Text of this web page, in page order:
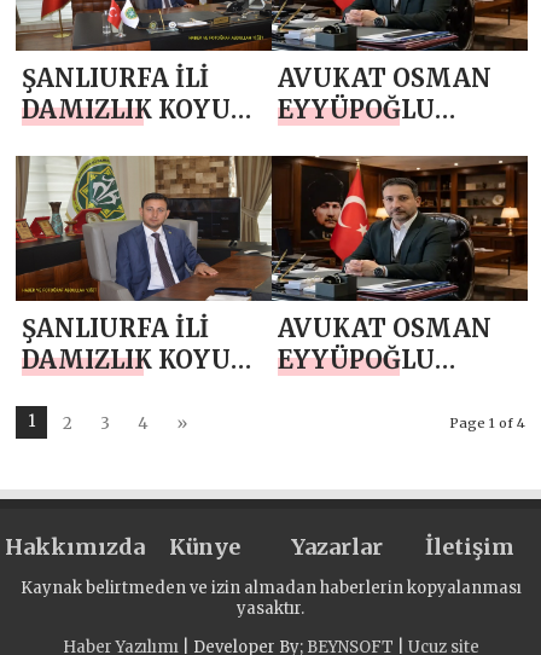
ŞANLIURFA İLİ
DAMIZLIK KOYUN
YETİŞTİRİCİLERİ
BİRLİĞİ BAŞKANI
HASAN
EYYÜPOĞLU`NDAN
23 NİSAN MESAJI
AVUKAT OSMAN
EYYÜPOĞLU
POLİS HAFTASI
MESAJI
ŞANLIURFA İLİ
DAMIZLIK KOYUN
YETİŞTİRİCİLERİ
HASAN
10 NİSAN POLİS
HAFTASI MESAJI
AVUKAT OSMAN
EYYÜPOĞLU
BAYRAMI MESAJI
Page 1 of 4
1 2 3 4 »
Hakkımızda Künye Yazarlar İletişim
Kaynak belirtmeden ve izin almadan haberlerin kopyalanması
yasaktır.
Haber Yazılımı| Developer By; BEYNSOFT Ucuz site